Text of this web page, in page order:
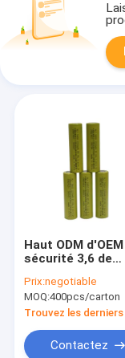
Haut ODM
sécurité 3,6 de
rechargeable de
Ion 2200mah
Prix:negotiable
MOQ:400pcs/carton
Trouvez les
Contactez